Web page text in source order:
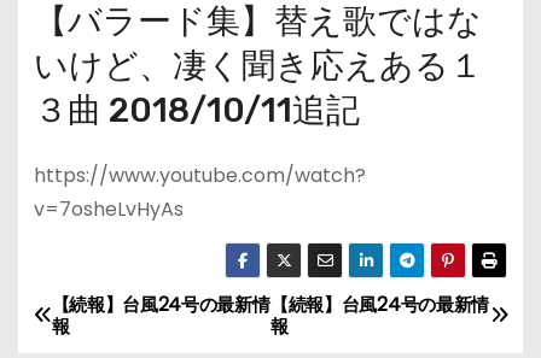
【バラード集】替え歌ではな
いけど、凄く聞き応えある１
３曲 2018/10/11追記
https://www.youtube.com/watch?
v=7osheLvHyAs
投
【続報】台風24号の最新情
報
【続報】台風24号の最新情
報